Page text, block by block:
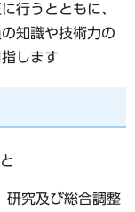
行うとともに、
知識や技術力の
します
研究及び総合調整